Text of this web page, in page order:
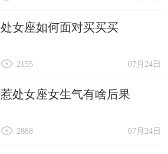
处女座如何面对买买买
07月24日
2155
惹处女座女生气有啥后果
07月24日
2888